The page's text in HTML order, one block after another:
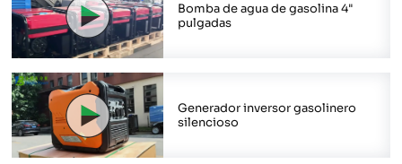
Bomba de agua de gasolina 4"
pulgadas
Generador inversor gasolinero
silencioso